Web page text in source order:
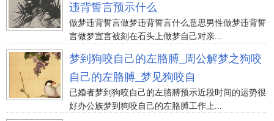
违背誓言预示什么
做梦违背誓言做梦违背誓言什么意思男性做梦违背誓
言做梦宣言被刻在石头上做梦自己对亲...
梦到狗咬自己的左胳膊_周公解梦之狗咬
自己的左胳膊_梦见狗咬自
已婚者梦到狗咬自己的左胳膊预示近段时间的运势很
好办公族梦到狗咬自己的左胳膊工作上...